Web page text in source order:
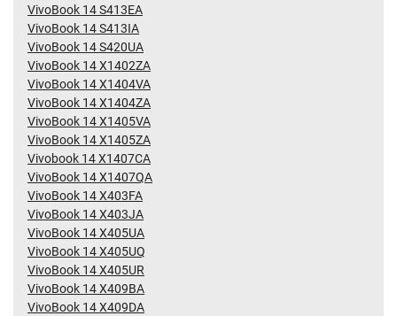
VivoBook 14 S413EA
VivoBook 14 S413IA
VivoBook 14 S420UA
VivoBook 14 X1402ZA
VivoBook 14 X1404VA
VivoBook 14 X1404ZA
VivoBook 14 X1405VA
VivoBook 14 X1405ZA
Vivobook 14 X1407CA
VivoBook 14 X1407QA
VivoBook 14 X403FA
VivoBook 14 X403JA
VivoBook 14 X405UA
VivoBook 14 X405UQ
VivoBook 14 X405UR
VivoBook 14 X409BA
VivoBook 14 X409DA